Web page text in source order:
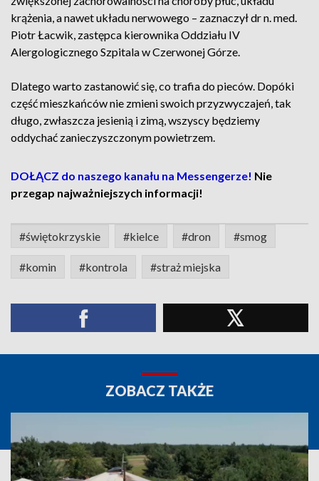
krążenia, a nawet układu nerwowego – zaznaczył dr n. med.
Piotr Łacwik, zastępca kierownika Oddziału IV
Alergologicznego Szpitala w Czerwonej Górze.
Dlatego warto zastanowić się, co trafia do pieców. Dopóki
część mieszkańców nie zmieni swoich przyzwyczajeń, tak
długo, zwłaszcza jesienią i zimą, wszyscy będziemy
oddychać zanieczyszczonym powietrzem.
DOŁĄCZ do naszego kanału na Messengerze! Nie
przegap najważniejszych informacji!
#świętokrzyskie #kielce #dron #smog
#komin #kontrola #straż miejska
ZOBACZ TAKŻE